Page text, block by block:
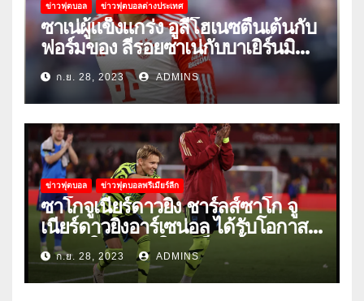
ข่าวฟุตบอล ข่าวฟุตบอลต่างประเทศ
ซาเน่ผู้แข็งแกร่ง อูลี่โฮเนซตื่นเต้นกับ
ฟอร์มของ ลีรอยซาเน่กับบาเยิร์นมิ
วนิคก.ย. 28, 2023 ADMINS
ข่าวฟุตบอล ข่าวฟุตบอลพรีเมียร์ลีก
ซาโกจูเนียร์ดาวยิง ชาร์ลส์ซาโก จู
เนียร์ดาวยิงอาร์เซน่อล ได้รับโอกาส
ลงเล่นให้ทีมชุดใหญ่เป็นครั้งแรก
ก.ย. 28, 2023 ADMINS